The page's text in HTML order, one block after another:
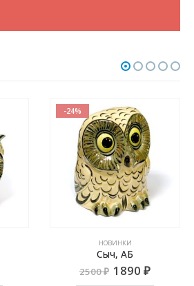
-24%
НОВИНКИ
Сыч, АБ
2500₽ 1890₽